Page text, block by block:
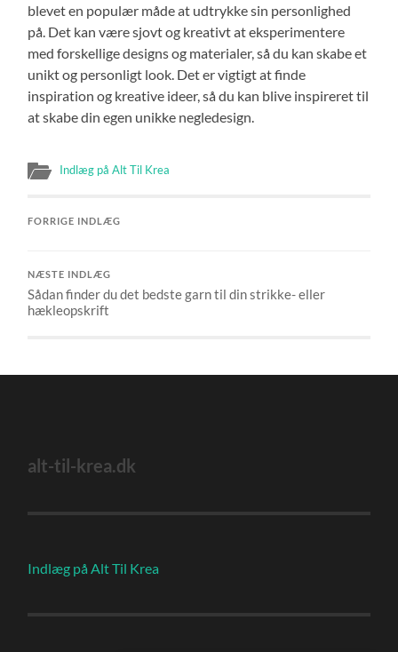
blevet en populær måde at udtrykke sin personlighed
på. Det kan være sjovt og kreativt at eksperimentere
med forskellige designs og materialer, så du kan skabe et
unikt og personligt look. Det er vigtigt at finde
inspiration og kreative ideer, så du kan blive inspireret til
at skabe din egen unikke negledesign.
Indlæg på Alt Til Krea
FORRIGE INDLÆG
NÆSTE INDLÆG
Sådan finder du det bedste garn til din strikke- eller
hækleopskrift
alt-til-krea.dk
Indlæg på Alt Til Krea